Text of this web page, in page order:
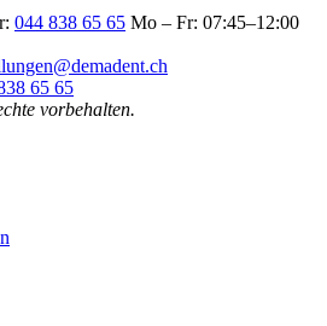
044 838 65 65 Mo – Fr: 07:45–12:00
65 65
vorbehalten.